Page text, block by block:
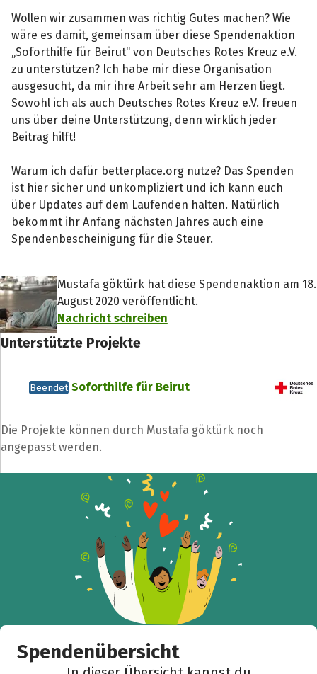
Wollen wir zusammen was richtig Gutes machen? Wie
wäre es damit, gemeinsam über diese Spendenaktion
„Soforthilfe für Beirut“ von Deutsches Rotes Kreuz e.V.
zu unterstützen? Ich habe mir diese Organisation
ausgesucht, da mir ihre Arbeit sehr am Herzen liegt.
Sowohl ich als auch Deutsches Rotes Kreuz e.V. freuen
uns über deine Unterstützung, denn wirklich jeder
Beitrag hilft!
Warum ich dafür betterplace.org nutze? Das Spenden
ist hier sicher und unkompliziert und ich kann euch
über Updates auf dem Laufenden halten. Natürlich
bekommt ihr Anfang nächsten Jahres auch eine
Spendenbescheinigung für die Steuer.
Mustafa göktürk hat diese Spendenaktion am 18.
August 2020 veröffentlicht.
Nachricht schreiben
Unterstützte Projekte
Beendet Soforthilfe für Beirut
Die Projekte können durch Mustafa göktürk noch
angepasst werden.
Spendenübersicht